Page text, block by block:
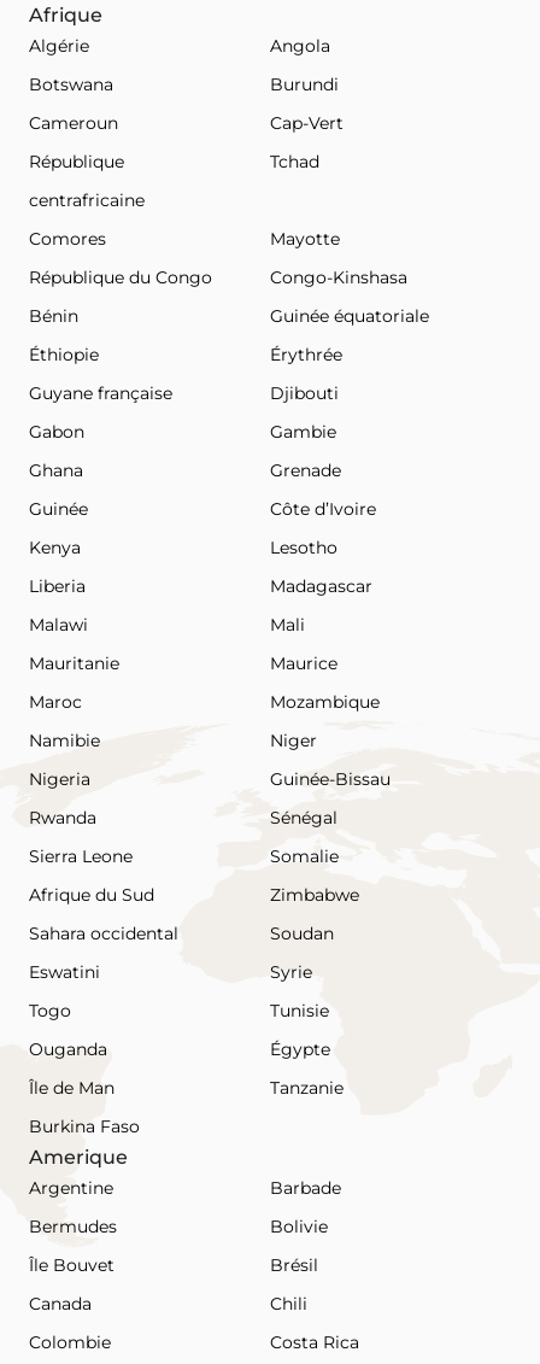
Afrique
Algérie
Angola
Botswana
Burundi
Cameroun
Cap-Vert
République
centrafricaine
Tchad
Comores
Mayotte
République du Congo
Congo-Kinshasa
Bénin
Guinée équatoriale
Éthiopie
Érythrée
Guyane française
Djibouti
Gabon
Gambie
Ghana
Grenade
Guinée
Côte d’Ivoire
Kenya
Lesotho
Liberia
Madagascar
Malawi
Mali
Mauritanie
Maurice
Maroc
Mozambique
Namibie
Niger
Nigeria
Guinée-Bissau
Rwanda
Sénégal
Sierra Leone
Somalie
Afrique du Sud
Zimbabwe
Sahara occidental
Soudan
Eswatini
Syrie
Togo
Tunisie
Ouganda
Égypte
Île de Man
Tanzanie
Burkina Faso
Amerique
Argentine
Barbade
Bermudes
Bolivie
Île Bouvet
Brésil
Canada
Chili
Colombie
Costa Rica